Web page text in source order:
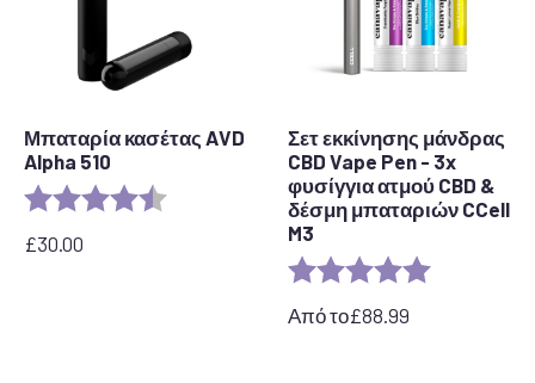
Μπαταρία κασέτας AVD
Alpha 510
Αξιολόγηση: 4,7 από 5 αστέρια
£30.00
Σετ εκκίνησης μάνδρας
CBD Vape Pen - 3x
φυσίγγια ατμού CBD &
δέσμη μπαταριών CCell
M3
Αξιολόγηση: 5,0 από 5
Από το£88.99